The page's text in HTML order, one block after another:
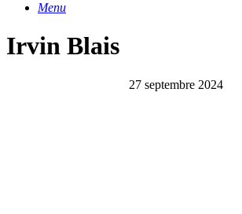
Menu
Irvin Blais
27 septembre 2024